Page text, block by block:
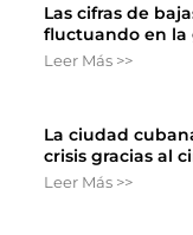
Las cifras de
fluctuando en la
Leer Más >>
La ciudad
crisis gracias al
Leer Más >>